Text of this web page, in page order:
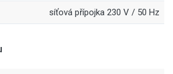
síťová přípojka 230 V / 50 Hz